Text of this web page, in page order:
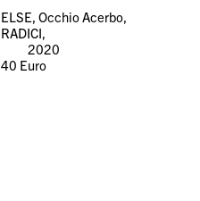
ELSE, Occhio Acerbo,
RADICI,
2020
40 Euro